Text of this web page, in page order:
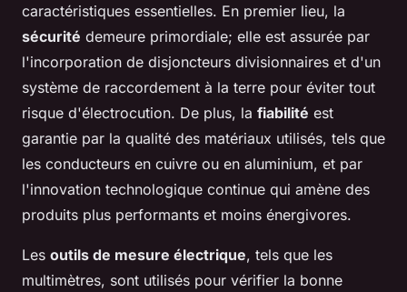
caractéristiques essentielles. En premier lieu, la
sécurité demeure primordiale; elle est assurée par
l'incorporation de disjoncteurs divisionnaires et d'un
système de raccordement à la terre pour éviter tout
risque d'électrocution. De plus, la fiabilité est
garantie par la qualité des matériaux utilisés, tels que
les conducteurs en cuivre ou en aluminium, et par
l'innovation technologique continue qui amène des
produits plus performants et moins énergivores.
Les outils de mesure électrique, tels que les
multimètres, sont utilisés pour vérifier la bonne